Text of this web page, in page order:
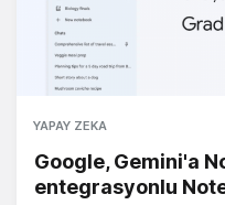
YAPAY ZEKA
Google, Gemini'a
entegrasyonlu